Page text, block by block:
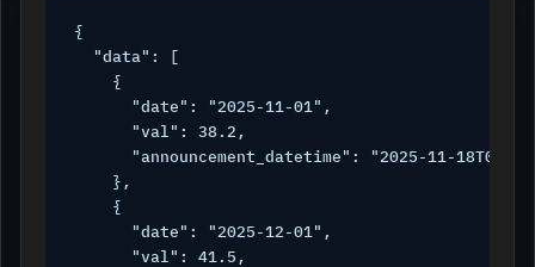
{
  "data": [
    {
      "date": "2025-11-01",
      "val": 38.2,
"announcement_datetime": "2025-11-
    },
    {
      "date": "2025-12-01",
      "val": 41.5,